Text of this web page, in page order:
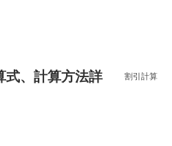
割引計算
式、計算方法詳